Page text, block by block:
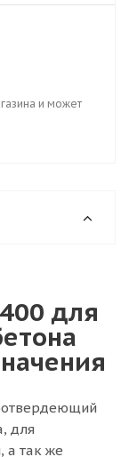
и может
для
для
а так же